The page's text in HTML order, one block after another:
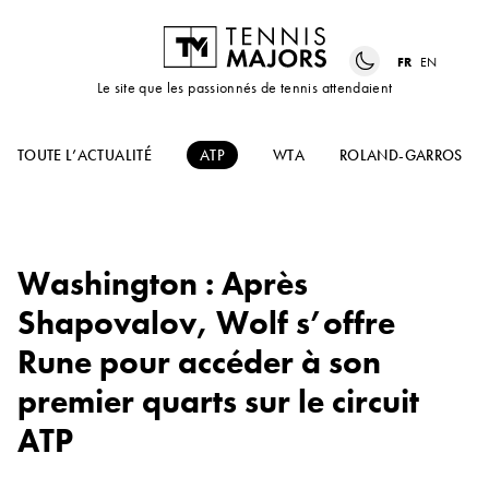
Le site que les passionnés de tennis attendaient
FR EN
TOUTE L’ACTUALITÉ ATP WTA ROLAND-GARROS
Washington : Après
Shapovalov, Wolf s’offre
Rune pour accéder à son
premier quarts sur le circuit
ATP